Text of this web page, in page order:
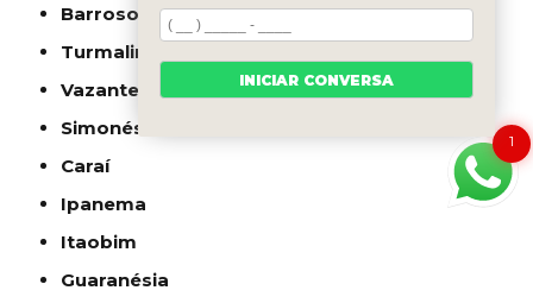
Barroso
Turmalina
Vazante
Simonésia
Caraí
Ipanema
Itaobim
Guaranésia
1
INICIAR CONVERSA